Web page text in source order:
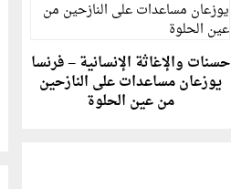
حسنات والإغاثة الإنسانية – فرنسا
يوزعان مساعدات على النازحين
من عين الحلوة